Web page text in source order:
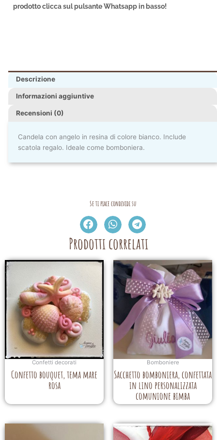
prodotto clicca sul pulsante Whatsapp in basso!
Descrizione
Informazioni aggiuntive
Recensioni (0)
Candela con angelo in resina di colore bianco. Include
scatola regalo. Ideale come bomboniera.
Se ti piace condividi su
Prodotti correlati
Confetti decorati
Confetto bouquet, tema mare
rosa
Bomboniere
Sacchetto bomboniera, confettata
in lino personalizzata
comunione bimba